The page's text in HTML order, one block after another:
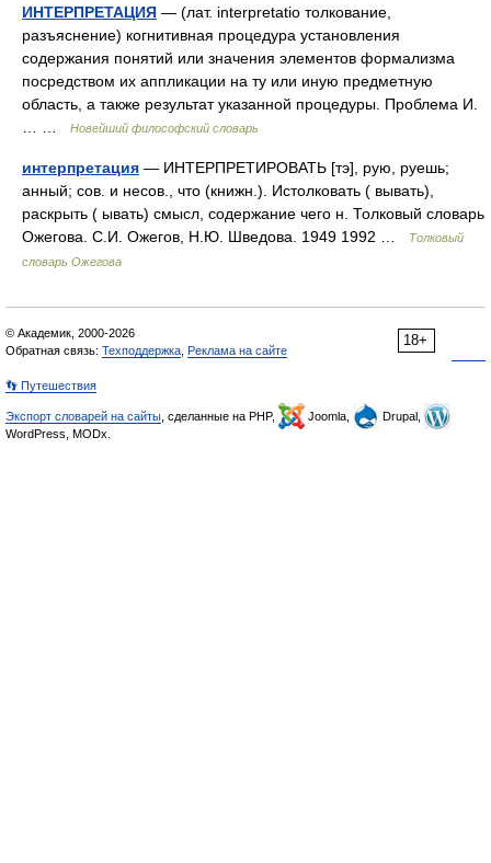
ИНТЕРПРЕТАЦИЯ — (лат. interpretatio толкование,
разъяснение) когнитивная процедура установления
содержания понятий или значения элементов формализма
посредством их аппликации на ту или иную предметную
область, а также результат указанной процедуры. Проблема И.
Новейший философский словарь
интерпретация — ИНТЕРПРЕТИРОВАТЬ [тэ], рую, руешь;
анный; сов. и несов., что (книжн.). Истолковать ( вывать),
раскрыть ( ывать) смысл, содержание чего н. Толковый словарь
Ожегова. С.И. Ожегов, Н.Ю. Шведова. 1949 1992 …
Толковый
словарь Ожегова
18+
© Академик, 2000-2026
Обратная связь: Техподдержка Реклама на сайте
👣 Путешествия
Экспорт словарей на сайты , сделанные на PHP, Joomla,
Drupal,
WordPress, MODx.